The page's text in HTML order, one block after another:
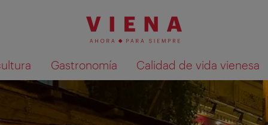
Gastronomía Calidad de vida vienesa
Mostrar resultados de la búsqueda en